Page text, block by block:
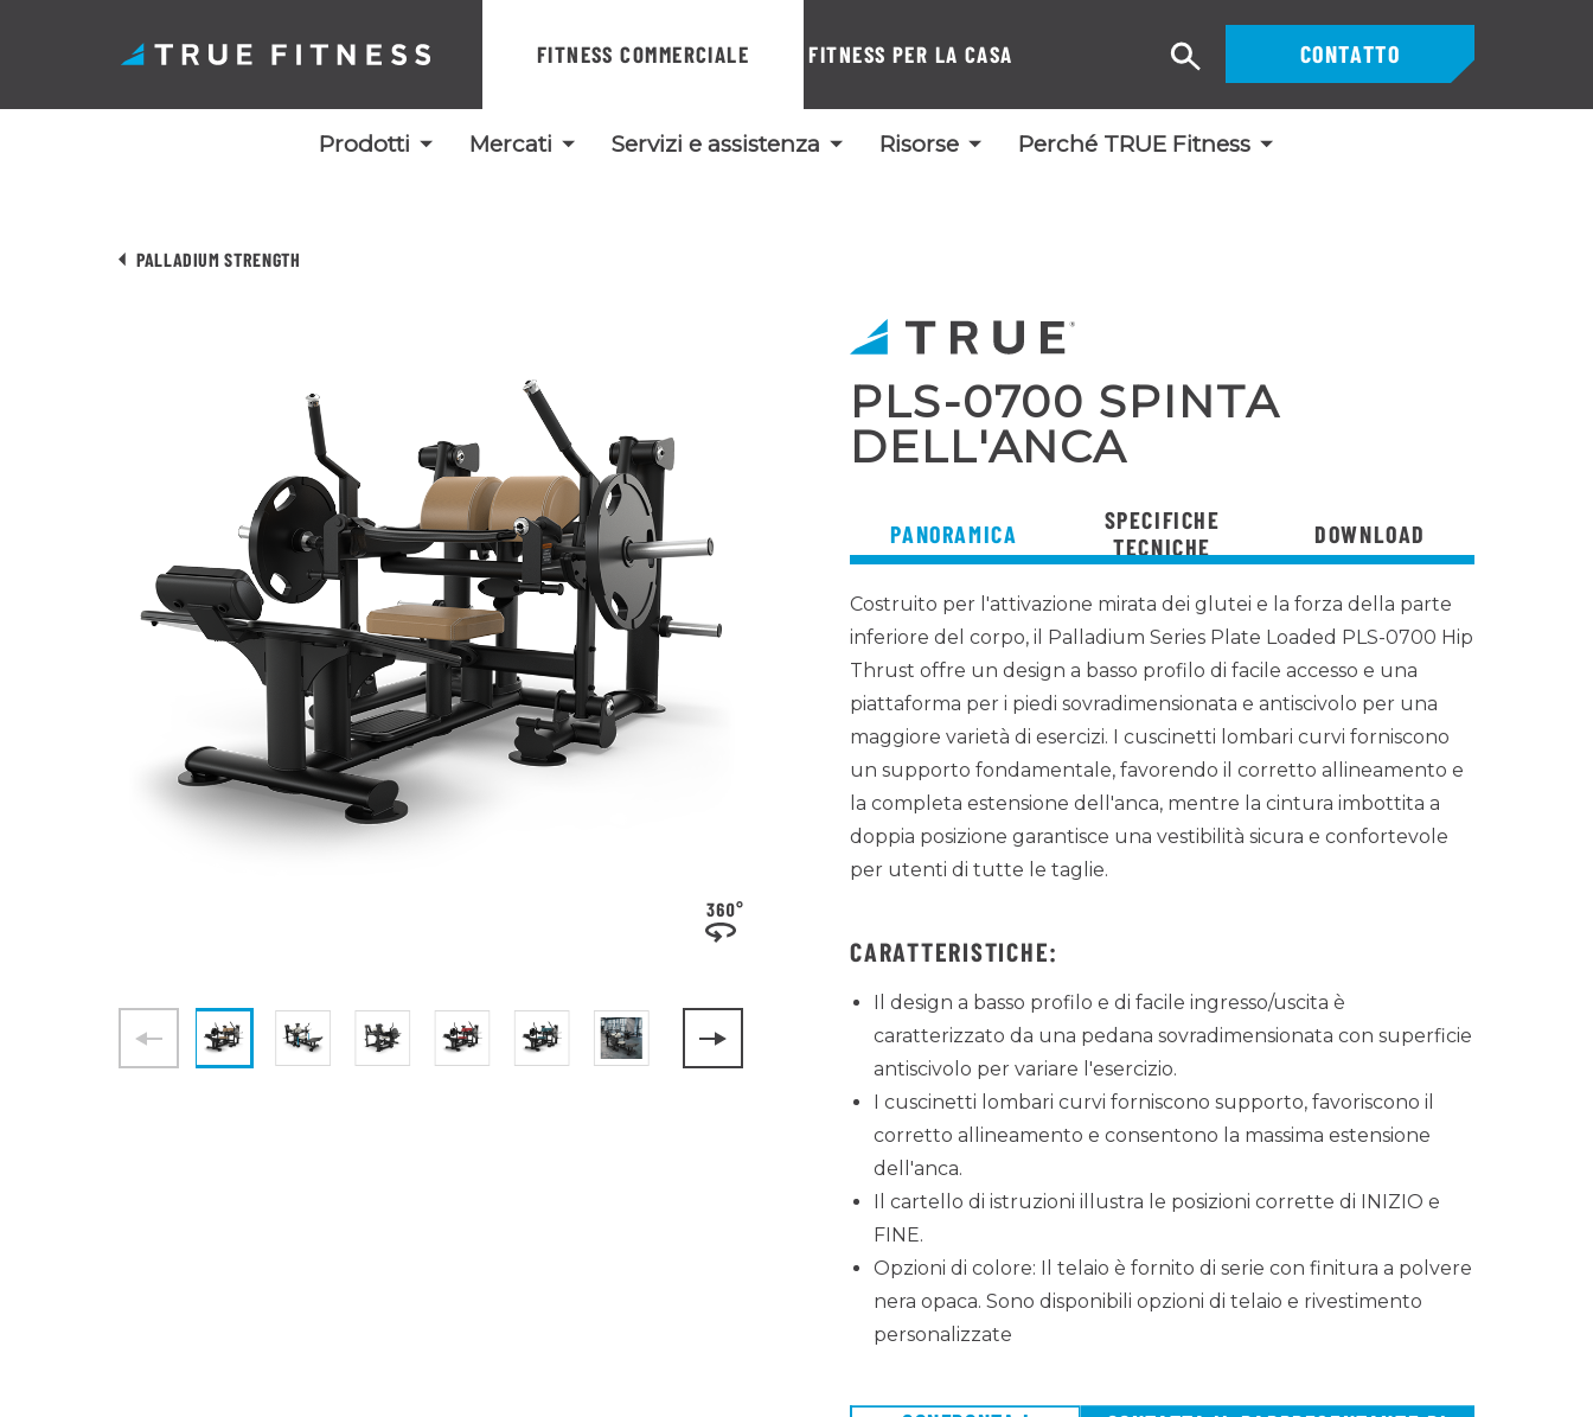
FITNESS COMMERCIALE FITNESS PER LA CASA
Prodotti Mercati Servizi e assistenza Risorse Perché TRUE Fitness
CONTATTO
Ricerca
PALLADIUM STRENGTH
PLS-0700 SPINTA
DELL'ANCA
PANORAMICA
SPECIFICHE
TECNICHE
DOWNLOAD
Costruito per l'attivazione mirata dei glutei e la forza della parte
inferiore del corpo, il Palladium Series Plate Loaded PLS-0700 Hip
Thrust offre un design a basso profilo di facile accesso e una
piattaforma per i piedi sovradimensionata e antiscivolo per una
maggiore varietà di esercizi. I cuscinetti lombari curvi forniscono
un supporto fondamentale, favorendo il corretto allineamento e
la completa estensione dell'anca, mentre la cintura imbottita a
doppia posizione garantisce una vestibilità sicura e confortevole
per utenti di tutte le taglie.
CARATTERISTICHE:
Il design a basso profilo e di facile ingresso/uscita è
caratterizzato da una pedana sovradimensionata con superficie
antiscivolo per variare l'esercizio.
I cuscinetti lombari curvi forniscono supporto, favoriscono il
corretto allineamento e consentono la massima estensione
dell'anca.
Il cartello di istruzioni illustra le posizioni corrette di INIZIO e
FINE.
Opzioni di colore: Il telaio è fornito di serie con finitura a polvere
nera opaca. Sono disponibili opzioni di telaio e rivestimento
personalizzate